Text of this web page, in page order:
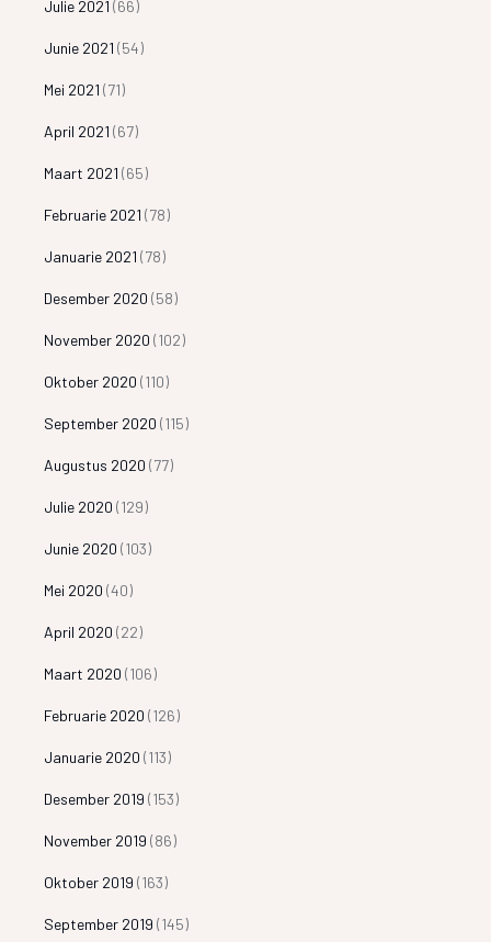
Julie 2021 (66)
Junie 2021 (54)
Mei 2021 (71)
April 2021 (67)
Maart 2021 (65)
Februarie 2021 (78)
Januarie 2021 (78)
Desember 2020 (58)
November 2020 (102)
Oktober 2020 (110)
September 2020 (115)
Augustus 2020 (77)
Julie 2020 (129)
Junie 2020 (103)
Mei 2020 (40)
April 2020 (22)
Maart 2020 (106)
Februarie 2020 (126)
Januarie 2020 (113)
Desember 2019 (153)
November 2019 (86)
Oktober 2019 (163)
September 2019 (145)